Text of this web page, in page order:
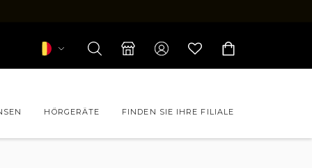
HÖRGERÄTE FINDEN SIE IHRE FILIALE